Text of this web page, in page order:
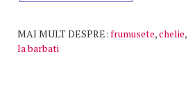
MAI MULT DESPRE: frumusete,chelie,
la barbati